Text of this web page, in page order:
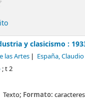
y clasicismo :
las Artes España, Claudio
; t 2
Texto; Formato: